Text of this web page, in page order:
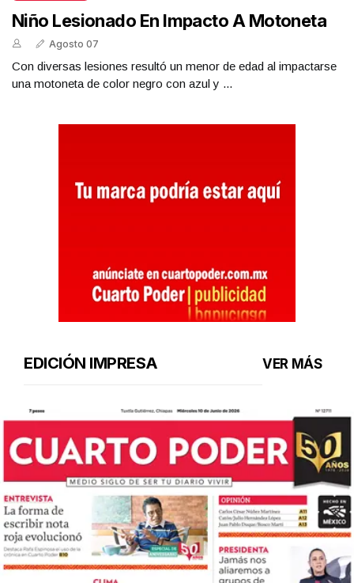
Niño Lesionado En Impacto A Motoneta
Agosto 07
Con diversas lesiones resultó un menor de edad al impactarse
una motoneta de color negro con azul y ...
EDICIÓN IMPRESA VER MÁS